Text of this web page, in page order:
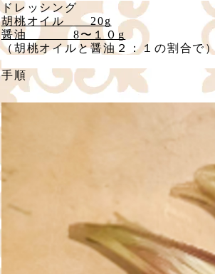
ドレッシング
胡桃オイル      20g
醤油           8〜１０g
（胡桃オイルと醤油２：１の割合で）
手順